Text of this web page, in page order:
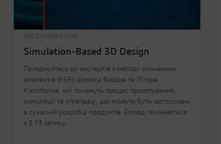
SOLIDWORKS LIVE
Simulation-Based 3D Design
Приєднуйтесь до експертів з методу скінченних
елементів (FEA) Шреяса Вайдья та Пітера
К'єллботна, які покажуть процес проектування,
симуляції та співпраці, що можуть бути застосовані
в сучасній розробці продуктів. Епізод починається
з 5:13 запису.